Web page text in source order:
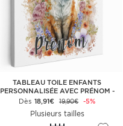
TABLEAU TOILE ENFANTS
PERSONNALISÉE AVEC PRÉNOM -
RENARD
Dès 18,91€ 19,90€ -5%
Plusieurs tailles